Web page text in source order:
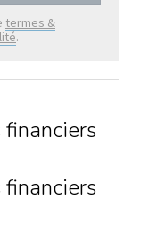
termes &
.